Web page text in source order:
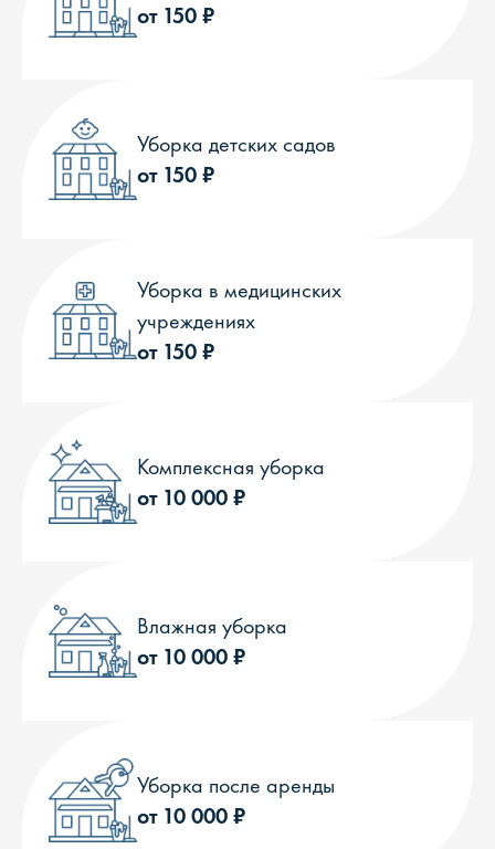
от 150 ₽
Уборка детских садов
от 150 ₽
Уборка в медицинских
учреждениях
от 150 ₽
Комплексная уборка
от 10 000 ₽
Влажная уборка
от 10 000 ₽
Уборка после аренды
от 10 000 ₽